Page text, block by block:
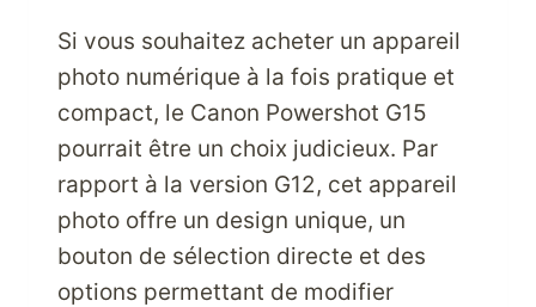
DE
COURSE.
Si vous souhaitez acheter un appareil
photo numérique à la fois pratique et
compact, le Canon Powershot G15
pourrait être un choix judicieux. Par
rapport à la version G12, cet appareil
photo offre un design unique, un
bouton de sélection directe et des
options permettant de modifier